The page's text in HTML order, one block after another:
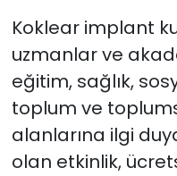
Koklear implant
uzmanlar ve
eğitim, sağlık,
toplum ve
alanlarına ilgi
olan etkinlik,